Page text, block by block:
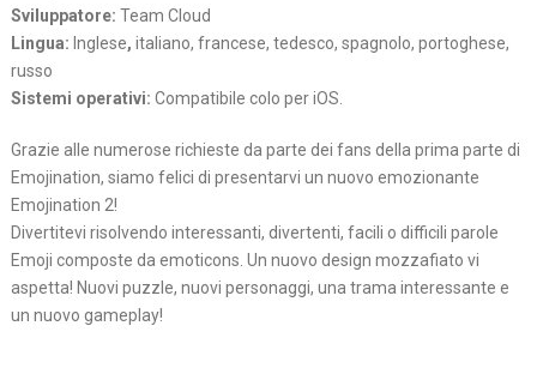
Sviluppatore: Team Cloud
Lingua: Inglese, italiano, francese, tedesco, spagnolo, portoghese,
russo
Sistemi operativi: Compatibile colo per iOS.
Grazie alle numerose richieste da parte dei fans della prima parte di
Emojination, siamo felici di presentarvi un nuovo emozionante
Emojination 2!
Divertitevi risolvendo interessanti, divertenti, facili o difficili parole
Emoji composte da emoticons. Un nuovo design mozzafiato vi
aspetta! Nuovi puzzle, nuovi personaggi, una trama interessante e
un nuovo gameplay!